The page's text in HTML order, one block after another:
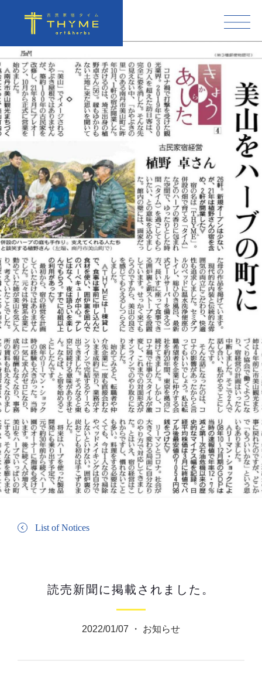
List of Notices
読売新聞に掲載されました。
2022/01/07 ・ お知らせ